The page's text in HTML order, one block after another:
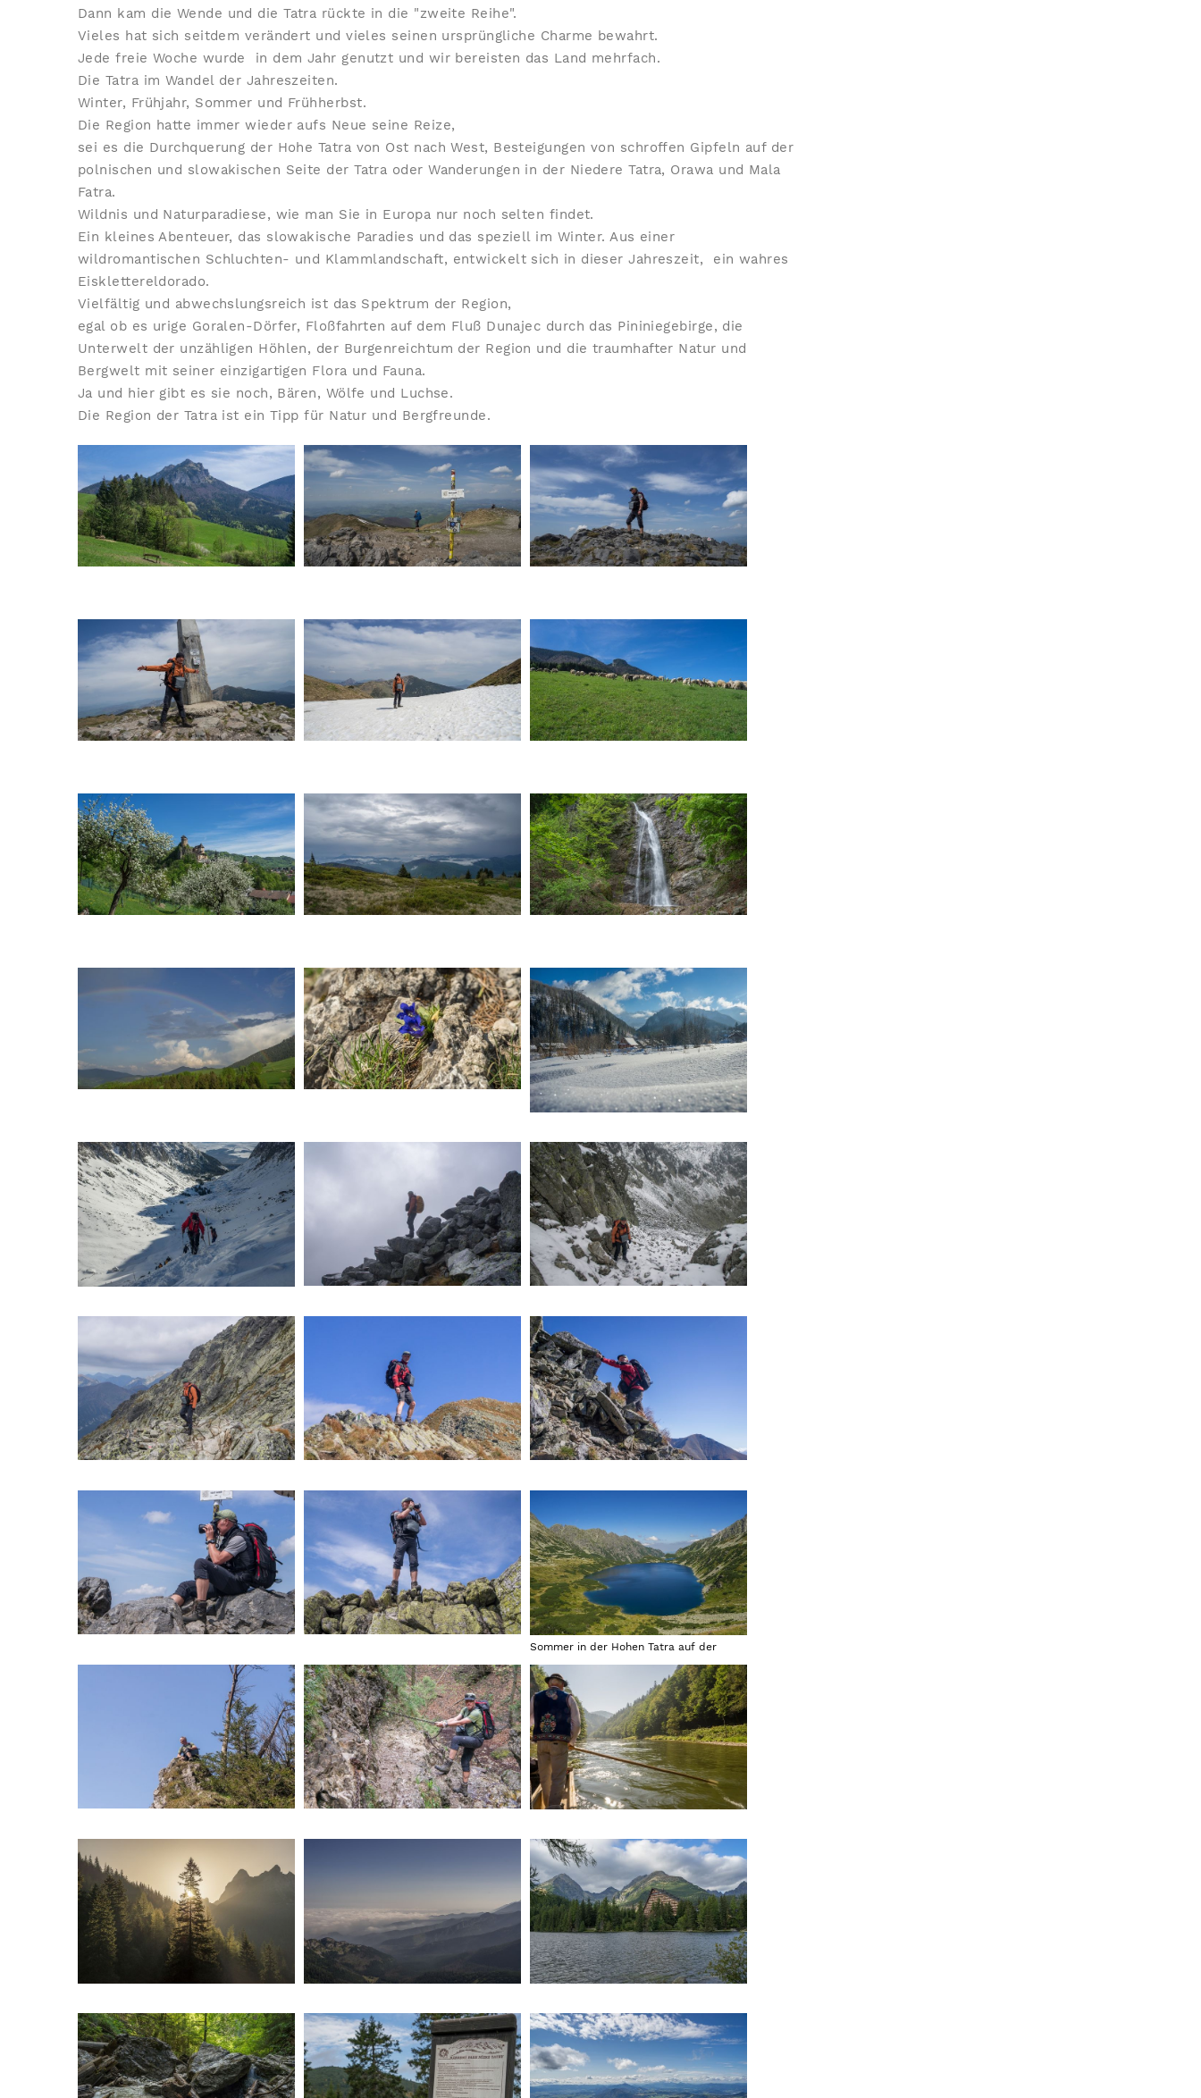
Dann kam die Wende und die Tatra rückte in die "zweite Reihe".
Vieles hat sich seitdem verändert und vieles seinen ursprüngliche Charme bewahrt.
Jede freie Woche wurde in dem Jahr genutzt und wir bereisten das Land mehrfach.
Die Tatra im Wandel der Jahreszeiten.
Winter, Frühjahr, Sommer und Frühherbst.
Die Region hatte immer wieder aufs Neue seine Reize,
sei es die Durchquerung der Hohe Tatra von Ost nach West, Besteigungen von schroffen Gipfeln auf der
polnischen und slowakischen Seite der Tatra oder Wanderungen in der Niedere Tatra, Orawa und Mala
Fatra.
Wildnis und Naturparadiese, wie man Sie in Europa nur noch selten findet.
Ein kleines Abenteuer, das slowakische Paradies und das speziell im Winter. Aus einer
wildromantischen Schluchten- und Klammlandschaft, entwickelt sich in dieser Jahreszeit, ein wahres
Eisklettereldorado.
Vielfältig und abwechslungsreich ist das Spektrum der Region,
egal ob es urige Goralen-Dörfer, Floßfahrten auf dem Fluß Dunajec durch das Pininiegebirge, die
Unterwelt der unzähligen Höhlen, der Burgenreichtum der Region und die traumhafter Natur und
Bergwelt mit seiner einzigartigen Flora und Fauna.
Ja und hier gibt es sie noch, Bären, Wölfe und Luchse.
Die Region der Tatra ist ein Tipp für Natur und Bergfreunde.
Sommer in der Hohen Tatra auf der